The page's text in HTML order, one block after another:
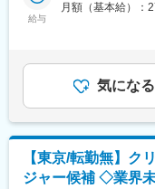
有益な情報を継続
を中心にニーズに
ー」、さらに全国
療機関のニーズに
す。そのため、医
社ともいわれてい
変更の範囲：会社
・商品をご購入頂
・動物病院への
・商品開発チーム
・プロモーション
・学術集会での展
給与
月額（基本給）：
選考を通じて上
含めた表記です。
気になる
【東京/転勤無】ク
ジャー候補 ◇業界